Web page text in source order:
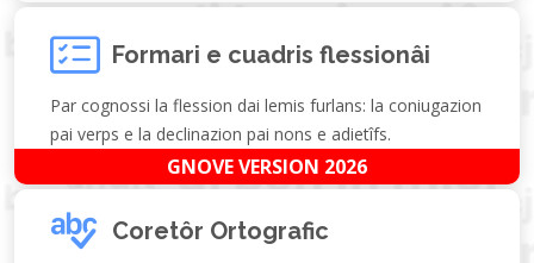
Formari e cuadris flessionâi
Par cognossi la flession dai lemis furlans: la coniugazion
pai verps e la declinazion pai nons e adietîfs.
GNOVE VERSION 2026
Coretôr Ortografic